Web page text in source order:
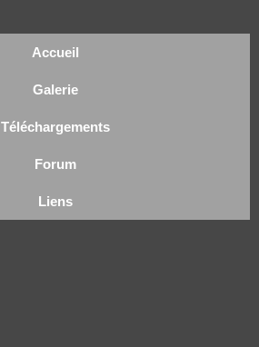
Accueil
Galerie
Téléchargements
Forum
Liens